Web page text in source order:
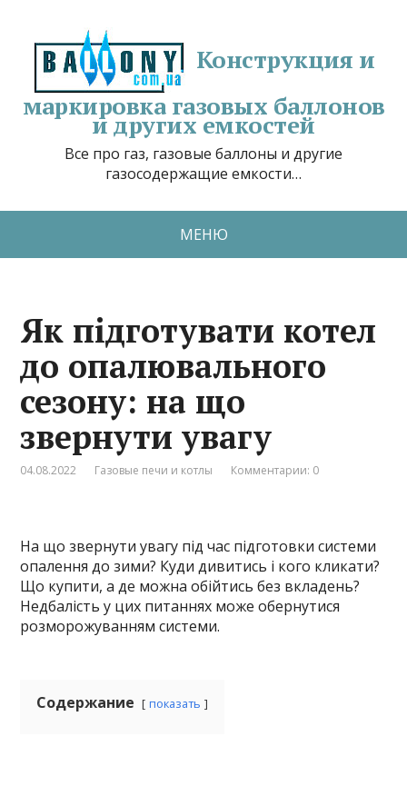
Конструкция и
маркировка газовых баллонов
и других емкостей
Все про газ, газовые баллоны и другие
газосодержащие емкости…
МЕНЮ
Як підготувати котел
до опалювального
сезону: на що
звернути увагу
04.08.2022 Газовые печи и котлы Комментарии: 0
На що звернути увагу під час підготовки системи
опалення до зими? Куди дивитись і кого кликати?
Що купити, а де можна обійтись без вкладень?
Недбалість у цих питаннях може обернутися
розморожуванням системи.
Содержание показать